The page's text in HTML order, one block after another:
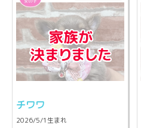
チワワ
2026/5/1生まれ